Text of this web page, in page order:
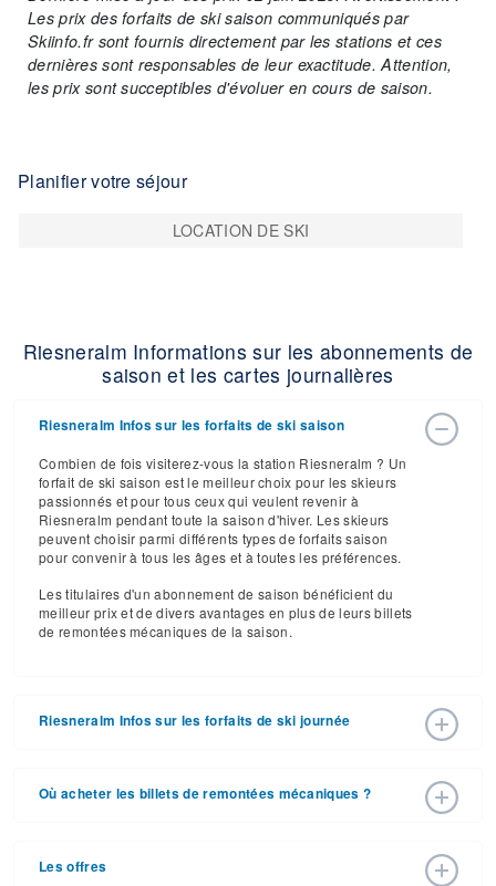
Les prix des forfaits de ski saison communiqués par
Skiinfo.fr sont fournis directement par les stations et ces
dernières sont responsables de leur exactitude. Attention,
les prix sont succeptibles d'évoluer en cours de saison.
Planifier votre séjour
LOCATION DE SKI
Riesneralm Informations sur les abonnements de
saison et les cartes journalières
Riesneralm Infos sur les forfaits de ski saison
Combien de fois visiterez-vous la station Riesneralm ? Un
forfait de ski saison est le meilleur choix pour les skieurs
passionnés et pour tous ceux qui veulent revenir à
Riesneralm pendant toute la saison d'hiver. Les skieurs
peuvent choisir parmi différents types de forfaits saison
pour convenir à tous les âges et à toutes les préférences.
Les titulaires d'un abonnement de saison bénéficient du
meilleur prix et de divers avantages en plus de leurs billets
de remontées mécaniques de la saison.
Riesneralm Infos sur les forfaits de ski journée
d'ouverture de 05 déc. 2026 et une date de fermeture de
Les forfaits pour la saison de ski 2025 – 2026 varient en
Où acheter les billets de remontées mécaniques ?
station. Pour obtenir des informations détaillées, appelez
Les offres